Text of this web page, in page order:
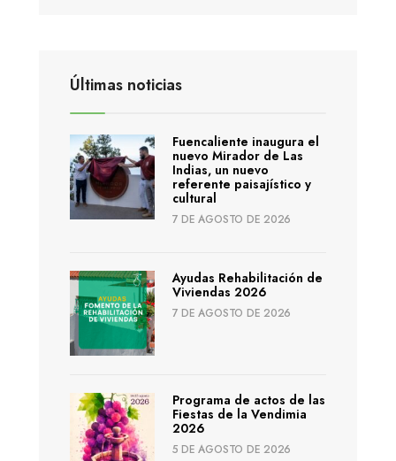
Últimas noticias
Fuencaliente inaugura el
nuevo Mirador de Las
Indias, un nuevo
referente paisajístico y
cultural
7 DE AGOSTO DE 2026
Ayudas Rehabilitación de
Viviendas 2026
7 DE AGOSTO DE 2026
Programa de actos de las
Fiestas de la Vendimia
2026
5 DE AGOSTO DE 2026